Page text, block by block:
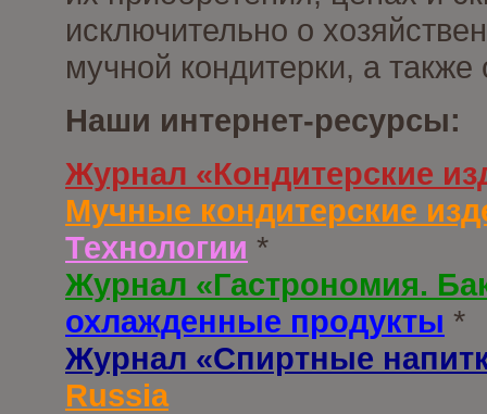
исключительно о
мучной кондитерки, а
Наши интернет-ресурсы:
Журнал «Кондитерские
Мучные кондитерские
Технологии *
Журнал «Гастрономия.
охлажденные продукты *
Журнал «Спиртные
Russia